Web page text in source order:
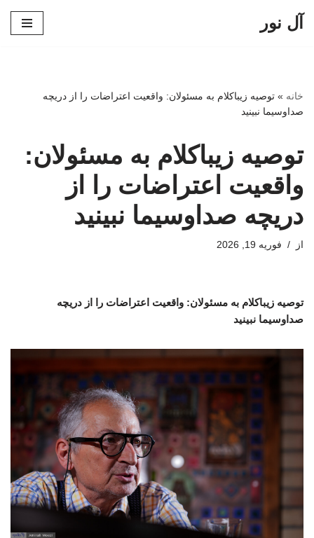
آل نور
خانه » توصیه زیباکلام به مسئولان: واقعیت اعتراضات را از دریچه
صداوسیما نبینید
توصیه زیباکلام به مسئولان:
واقعیت اعتراضات را از
دریچه صداوسیما نبینید
از فوریه 19, 2026
توصیه زیباکلام به مسئولان: واقعیت اعتراضات را از دریچه
صداوسیما نبینید